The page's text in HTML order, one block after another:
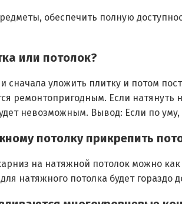
обеспечить полную
или потолок?
сначала уложить плитку и потом
ремонтопригодным. Если
невозможным. Вывод: Если по
потолку прикрепить
на натяжной потолок можно
натяжного потолка будет гораздо